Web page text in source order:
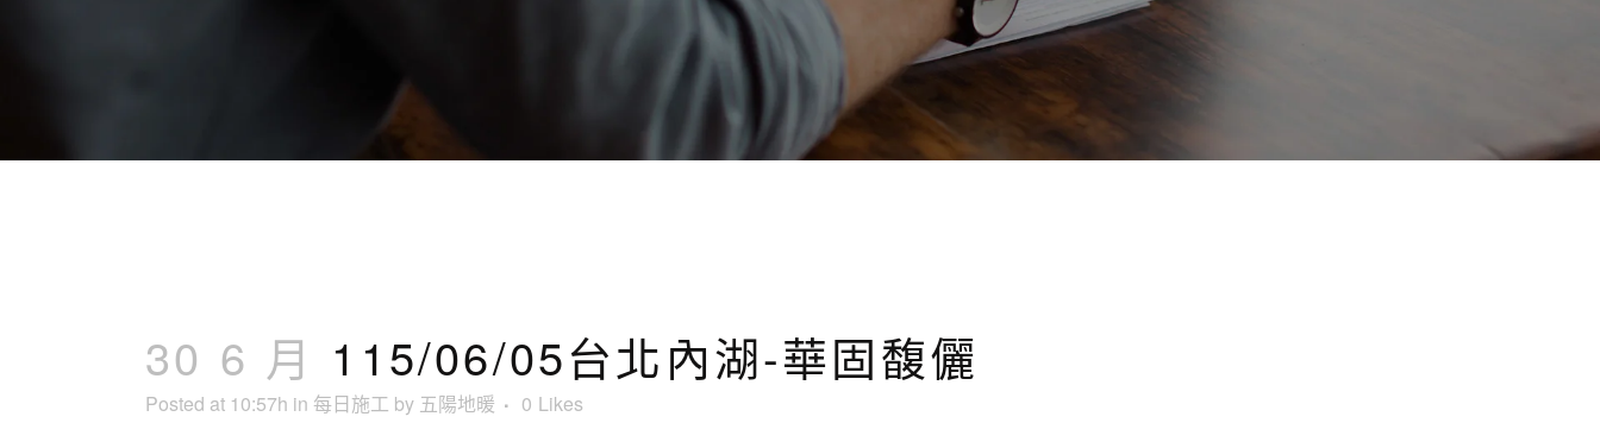
30 6 月 115/06/05台北內湖-華固馥儷
Posted at 10:57h in 每日施工 by 五陽地暖 0 Likes